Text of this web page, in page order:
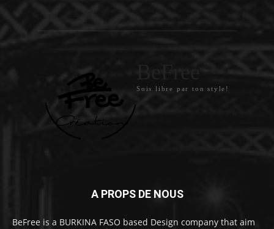
Sois libre par ton style!
A PROPS DE NOUS
BeFree is a BURKINA FASO based Design company that aim